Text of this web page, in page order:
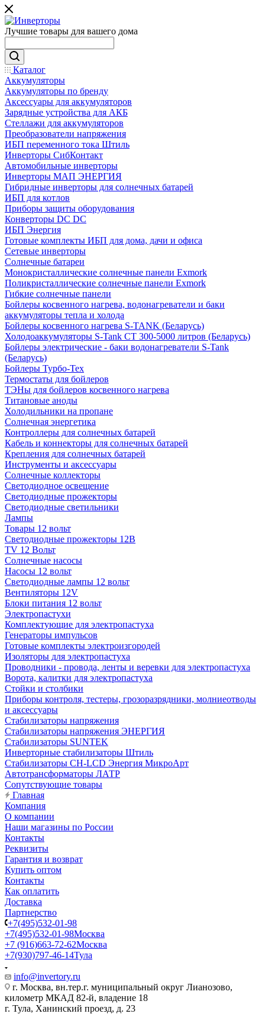
Лучшие товары для вашего дома
Каталог
Аккумуляторы
Аккумуляторы по бренду
Аксессуары для аккумуляторов
Зарядные устройства для АКБ
Стеллажи для аккумуляторов
Преобразователи напряжения
ИБП переменного тока Штиль
Инверторы СибКонтакт
Автомобильные инверторы
Инверторы МАП ЭНЕРГИЯ
Гибридные инверторы для солнечных батарей
ИБП для котлов
Приборы защиты оборудования
Конверторы DC DC
ИБП Энергия
Готовые комплекты ИБП для дома, дачи и офиса
Сетевые инверторы
Солнечные батареи
Монокристаллические солнечные панели Exmork
Поликристаллические солнечные панели Exmork
Гибкие солнечные панели
Бойлеры косвенного нагрева, водонагреватели и баки
аккумуляторы тепла и холода
Бойлеры косвенного нагрева S-TANK (Беларусь)
Холодоаккумуляторы S-Tank СТ 300-5000 литров (Беларусь)
Бойлеры электрические - баки водонагреватели S-Tank
(Беларусь)
Бойлеры Турбо-Тех
Термостаты для бойлеров
ТЭНы для бойлеров косвенного нагрева
Титановые аноды
Холодильники на пропане
Солнечная энергетика
Контроллеры для солнечных батарей
Кабель и коннекторы для солнечных батарей
Крепления для солнечных батарей
Инструменты и аксессуары
Солнечные коллекторы
Светодиодное освещение
Светодиодные прожекторы
Светодиодные светильники
Лампы
Товары 12 вольт
Светодиодные прожекторы 12В
TV 12 Вольт
Солнечные насосы
Насосы 12 вольт
Светодиодные лампы 12 вольт
Вентиляторы 12V
Блоки питания 12 вольт
Электропастухи
Комплектующие для электропастуха
Генераторы импульсов
Готовые комплекты электроизгородей
Изоляторы для электропастуха
Проводники - провода, ленты и веревки для электропастуха
Ворота, калитки для электропастуха
Стойки и столбики
Приборы контроля, тестеры, грозоразрядники, молниеотводы
и аксессуары
Стабилизаторы напряжения
Стабилизаторы напряжения ЭНЕРГИЯ
Стабилизаторы SUNTEK
Инверторные стабилизаторы Штиль
Стабилизаторы СН-LCD Энepгия МикроАрт
Автотрансформаторы ЛАТР
Сопутствующие товары
Главная
Компания
О компании
Наши магазины по России
Контакты
Реквизиты
Гарантия и возврат
Купить оптом
Контакты
Как оплатить
Доставка
Партнерство
+7(495)532-01-98
+7(495)532-01-98Москва
+7 (916)663-72-62Москва
+7(930)797-46-14Тула
info@invertory.ru
г. Москва, вн.тер.г. муниципальный округ Лианозово,
километр МКАД 82-й, владение 18
г. Тула, Ханинский проезд, д. 23